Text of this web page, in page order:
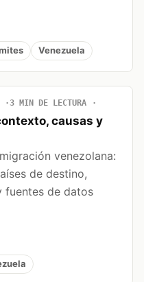
Venezuela
3 MIN DE LECTURA
causas y
venezolana:
de destino,
fuentes de datos